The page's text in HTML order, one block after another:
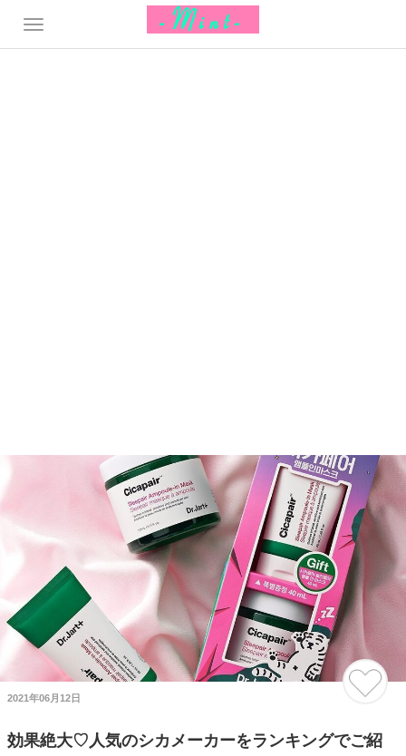
2021年06月12日
効果絶大♡人気のシカメーカーをランキングでご紹